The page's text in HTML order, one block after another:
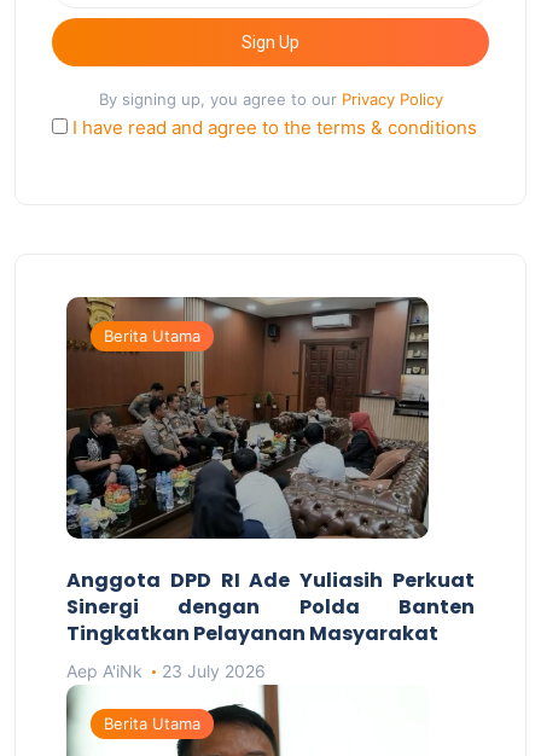
Sign Up
By signing up, you agree to our Privacy Policy
I have read and agree to the terms & conditions
Berita Utama
Anggota DPD RI Ade Yuliasih Perkuat
Sinergi dengan Polda Banten
Tingkatkan Pelayanan Masyarakat
Aep A'iNk 23 July 2026
Berita Utama